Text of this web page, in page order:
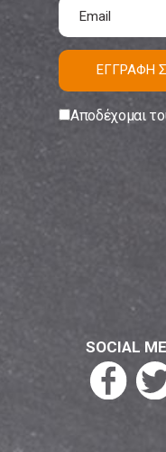
ΕΓΓΡΑΦΗ
Αποδέχομαι
SOCIAL